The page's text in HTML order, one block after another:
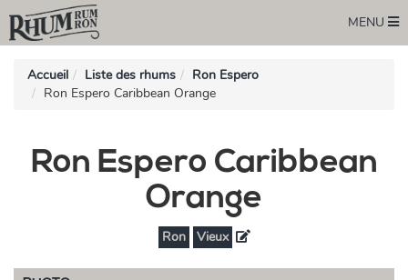
MENU
Accueil Liste des rhums
Ron Espero
Ron Espero Caribbean Orange
Ron Espero Caribbean
Orange
Ron Vieux